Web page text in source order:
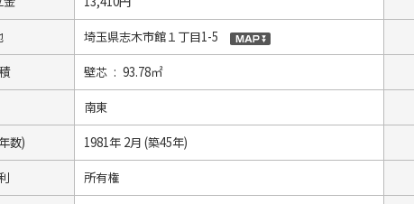
埼玉県志木市館１丁目1-5
壁芯 : 93.78㎡
南東
数) 1981年 2月 (築45年)
所有権